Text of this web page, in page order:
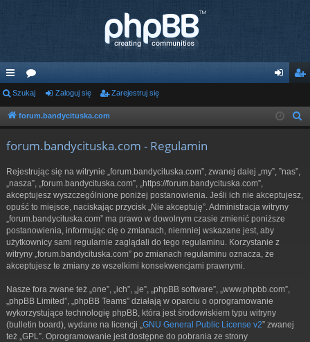
ię
ce
or
a og
ę
ej
si
Szukaj Zaloguj się Zarejestruj się
forum.bandycituska.com
forum.bandycituska.com - Regulamin
Rejestrując się na witrynie „forum.bandycituska.com”, zwanej dalej „my”, ”nas”,
„nasza”, „forum.bandycituska.com”, „https://forum.bandycituska.com”,
akceptujesz wyszczególnione poniżej postanowienia. Jeśli ich nie akceptujesz,
opuść to miejsce, naciskając przycisk „Nie akceptuję”. Administracja witryny
„forum.bandycituska.com” ma prawo w dowolnym czasie zmienić poniższe
postanowienia, informując cię o zmianach, niemniej wskazane jest, aby
użytkownicy sami regularnie zaglądali do tego regulaminu. Korzystanie z
witryny „forum.bandycituska.com” po zmianach regulaminu oznacza, że
akceptujesz te zmiany ze wszelkimi konsekwencjami prawnymi.
Nasze fora zwane też „one”, „ich”, „je”, „phpBB software”, „www.phpbb.com”,
„phpBB Limited”, „phpBB Teams” działają w oparciu o oprogramowanie
wykorzystujące technologię phpBB, która jest środowiskiem typu witryny
(bulletin board), wydane na licencji „ GNU General Public License v2” zwanej
też „GPL”. Oprogramowanie jest dostępne do pobrania ze strony